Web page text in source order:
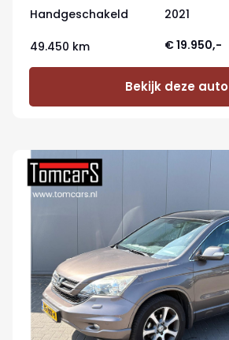
Handgeschakeld 2021
49.450 km € 19.950,-
Bekijk deze auto